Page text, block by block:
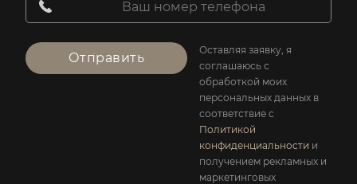
Отправить
Оставляя заявку, я
соглашаюсь с
обработкой моих
персональных данных в
соответствие с
Политикой
конфиденциальности и
получением рекламных и
маркетинговых